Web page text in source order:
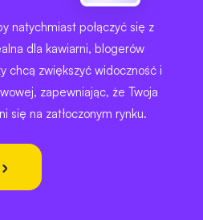
natychmiast połączyć się z
dla kawiarni, blogerów
chcą zwiększyć widoczność i
zapewniając, że Twoja
się na zatłoczonym rynku.